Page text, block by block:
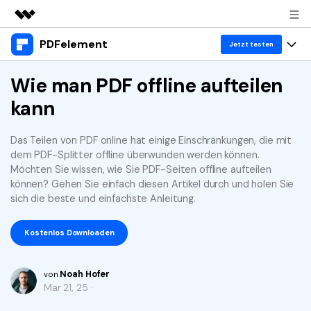
Top-Produkte
Dienstprogramme
Business
Überblick
Über uns
Presseraum
Shop
Support
PDFelement Jetzt testen
Produkte
Desktop
PDFelement für Windows
PDFelement für Mac
Mobile App
PDFelement für iPhone/iPad
Cloud
Lösungen
Benutzer im Bildungswesen
PDF lesen
PDF kommentieren
PDF erstellen
PDF drucken
Ressourcen
Heiße Themen
How-Tos
OCR PDF Tipps
Business
KMU von 1-10p
Wie man PDF offline aufteilen
kann
Das Teilen von PDF online hat einige Einschränkungen, die mit
dem PDF-Splitter offline überwunden werden können.
Möchten Sie wissen, wie Sie PDF-Seiten offline aufteilen
können? Gehen Sie einfach diesen Artikel durch und holen Sie
sich die beste und einfachste Anleitung.
Kostenlos Downloaden
von Noah Hofer
Mar 21, 25 ·